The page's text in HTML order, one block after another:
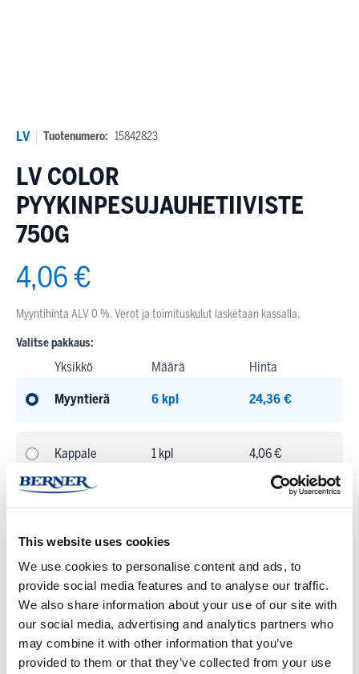
This website uses cookies
We use cookies to personalise content and ads, to
provide social media features and to analyse our traffic.
We also share information about your use of our site with
our social media, advertising and analytics partners who
may combine it with other information that you’ve
provided to them or that they’ve collected from your use
LV Tuotenumero: 15842823
LV COLOR
PYYKINPESUJAUHETIIVISTE
750G
4,06 €
Myyntihinta ALV 0 %. Verot ja toimituskulut lasketaan kassalla.
Valitse pakkaus:
Yksikkö Määrä Hinta
Myyntierä 6 kpl 24,36 €
Kappale 1 kpl 4,06 €
Varastosaldo:
Pienin mahdollinen tilausmäärä:1 KPL
Tuotteen myyntierä:6 KPL
Kun tilaat tuotteita yli määritellyn myyntierän, pyöristetään määrä aina
seuraavaan täyteen myyntierään